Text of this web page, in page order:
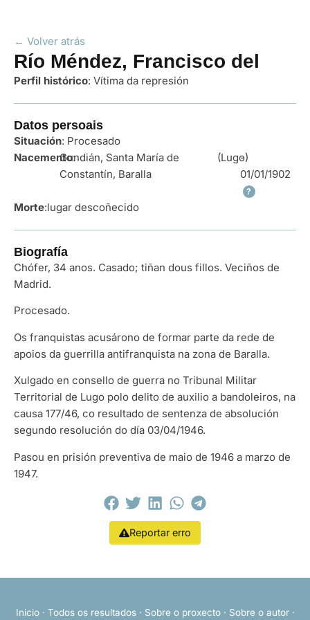
← Volver atrás
Río Méndez, Francisco del
Perfil histórico: Vítima da represión
Datos persoais
Situación: Procesado
Nacemento:
Gundián, Santa María de
Constantín, Baralla
(Lugo)
-
01/01/1902
?
Morte:lugar descoñecido
Biografía
Chófer, 34 anos. Casado; tiñan dous fillos. Veciños de
Madrid.
Procesado.
Os franquistas acusárono de formar parte da rede de
apoios da guerrilla antifranquista na zona de Baralla.
Xulgado en consello de guerra no Tribunal Militar
Territorial de Lugo polo delito de auxilio a bandoleiros, na
causa 177/46, co resultado de sentenza de absolución
segundo resolución do día 03/04/1946.
Pasou en prisión preventiva de maio de 1946 a marzo de
1947.
Reportar erro
Inicio· Todos os resultados· Sobre o proxecto· Sobre o autor·